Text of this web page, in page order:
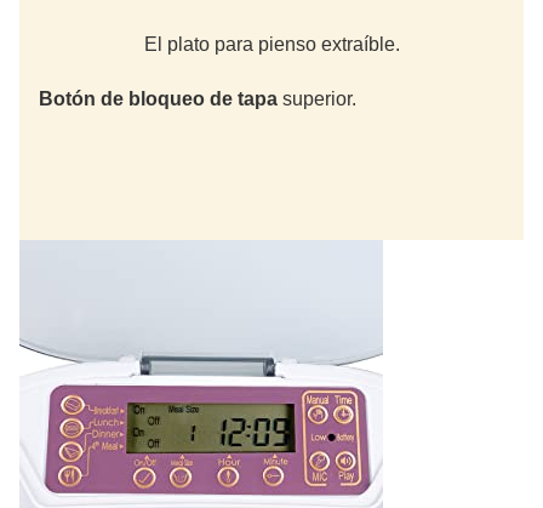
El plato para pienso extraíble.
Botón de bloqueo de tapa superior.